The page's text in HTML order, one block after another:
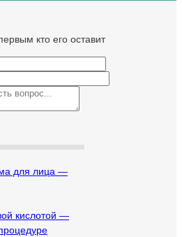
кто его оставит
для лица —
кислотой —